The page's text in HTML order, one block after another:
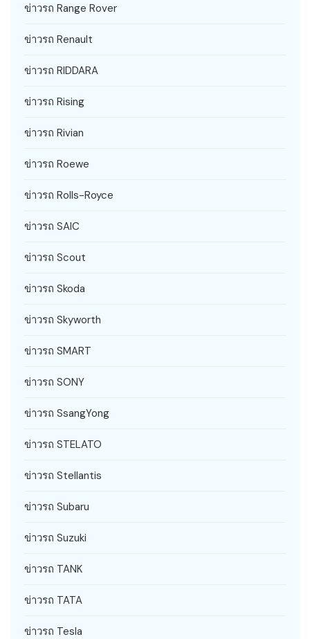
ข่าวรถ Range Rover
ข่าวรถ Renault
ข่าวรถ RIDDARA
ข่าวรถ Rising
ข่าวรถ Rivian
ข่าวรถ Roewe
ข่าวรถ Rolls-Royce
ข่าวรถ SAIC
ข่าวรถ Scout
ข่าวรถ Skoda
ข่าวรถ Skyworth
ข่าวรถ SMART
ข่าวรถ SONY
ข่าวรถ SsangYong
ข่าวรถ STELATO
ข่าวรถ Stellantis
ข่าวรถ Subaru
ข่าวรถ Suzuki
ข่าวรถ TANK
ข่าวรถ TATA
ข่าวรถ Tesla